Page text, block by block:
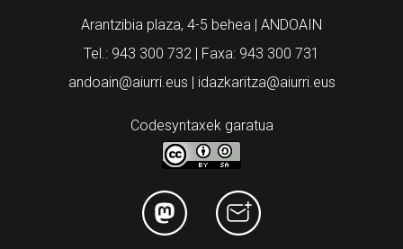
Arantzibia plaza, 4-5 behea | ANDOAIN
Tel.: 943 300 732 | Faxa: 943 300 731
andoain@aiurri.eus | idazkaritza@aiurri.eus
Codesyntaxek garatua